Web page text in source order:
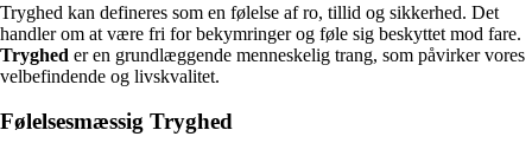
Tryghed kan defineres som en følelse af ro, tillid og sikkerhed. Det
handler om at være fri for bekymringer og føle sig beskyttet mod fare.
Tryghed er en grundlæggende menneskelig trang, som påvirker vores
velbefindende og livskvalitet.
Følelsesmæssig Tryghed